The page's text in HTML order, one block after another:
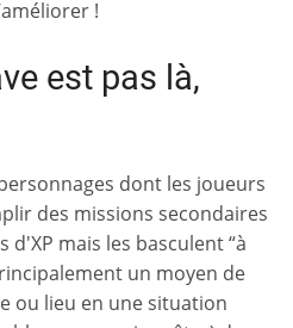
!
est pas là,
dont les joueurs
des missions secondaires
mais les basculent “à
un moyen de
ou lieu en une situation